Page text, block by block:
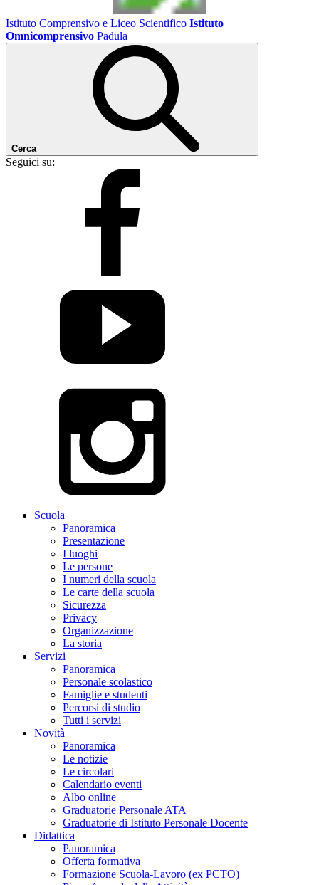
Istituto Comprensivo e Liceo Scientifico Istituto
Omnicomprensivo Padula
Cerca
Seguici su:
Scuola
Panoramica
Presentazione
I luoghi
Le persone
I numeri della scuola
Le carte della scuola
Sicurezza
Privacy
Organizzazione
La storia
Servizi
Panoramica
Personale scolastico
Famiglie e studenti
Percorsi di studio
Tutti i servizi
Novità
Panoramica
Le notizie
Le circolari
Calendario eventi
Albo online
Graduatorie Personale ATA
Graduatorie di Istituto Personale Docente
Didattica
Panoramica
Offerta formativa
Formazione Scuola-Lavoro (ex PCTO)